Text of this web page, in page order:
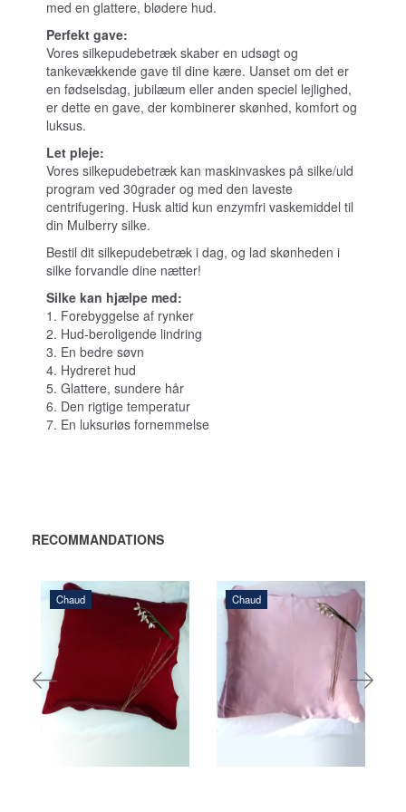
med en glattere, blødere hud.
Perfekt gave:
Vores silkepudebetræk skaber en udsøgt og
tankevækkende gave til dine kære. Uanset om det er
en fødselsdag, jubilæum eller anden speciel lejlighed,
er dette en gave, der kombinerer skønhed, komfort og
luksus.
Let pleje:
Vores silkepudebetræk kan maskinvaskes på silke/uld
program ved 30grader og med den laveste
centrifugering. Husk altid kun enzymfri vaskemiddel til
din Mulberry silke.
Bestil dit silkepudebetræk i dag, og lad skønheden i
silke forvandle dine nætter!
Silke kan hjælpe med:
1. Forebyggelse af rynker
2. Hud-beroligende lindring
3. En bedre søvn
4. Hydreret hud
5. Glattere, sundere hår
6. Den rigtige temperatur
7. En luksuriøs fornemmelse
RECOMMANDATIONS
Chaud
AJOUTER AU
Chaud
AJOUTER AU